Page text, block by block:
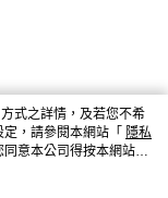
式之詳情，及若您不希
，請參閱本網站「 隱私
意本公司得按本網站使